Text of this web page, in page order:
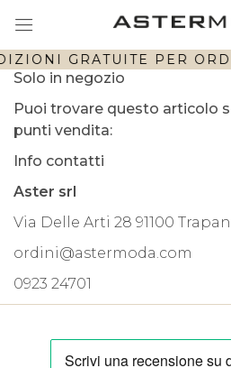
GRATUITE PER
Solo in negozio
Puoi trovare questo articolo
punti vendita:
Info contatti
Aster srl
Via Delle Arti 28 91100
ordini@astermoda.com
0923 24701